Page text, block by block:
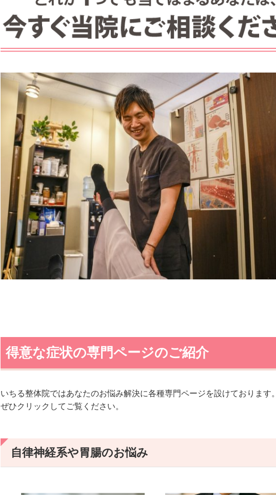
得意な症状の専門ページのご紹介
いちる整体院ではあなたのお悩み解決に各種専門ページを設けております。
ぜひクリックしてご覧ください。
自律神経系や胃腸のお悩み